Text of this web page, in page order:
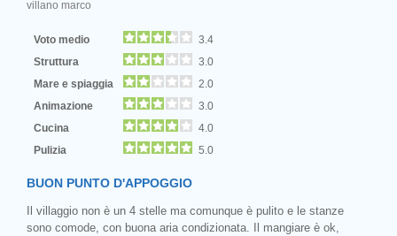
villano marco
Voto medio
3.4
Struttura
3.0
Mare e spiaggia
2.0
Animazione
3.0
Cucina
4.0
Pulizia
5.0
BUON PUNTO D'APPOGGIO
Il villaggio non è un 4 stelle ma comunque è pulito e le stanze
sono comode, con buona aria condizionata. Il mangiare è ok,